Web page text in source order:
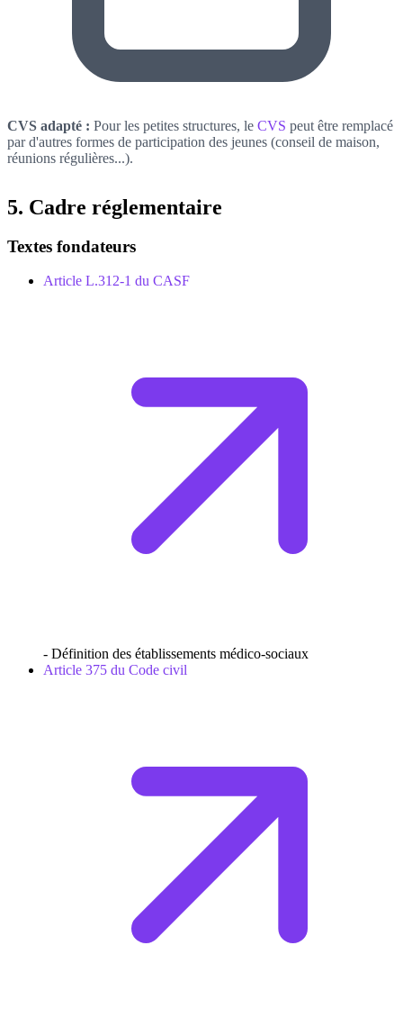
CVS adapté : Pour les petites structures, le CVS peut être remplacé
par d'autres formes de participation des jeunes (conseil de maison,
réunions régulières...).
5. Cadre réglementaire
Textes fondateurs
Article L.312-1 du CASF
- Définition des établissements médico-sociaux
Article 375 du Code civil